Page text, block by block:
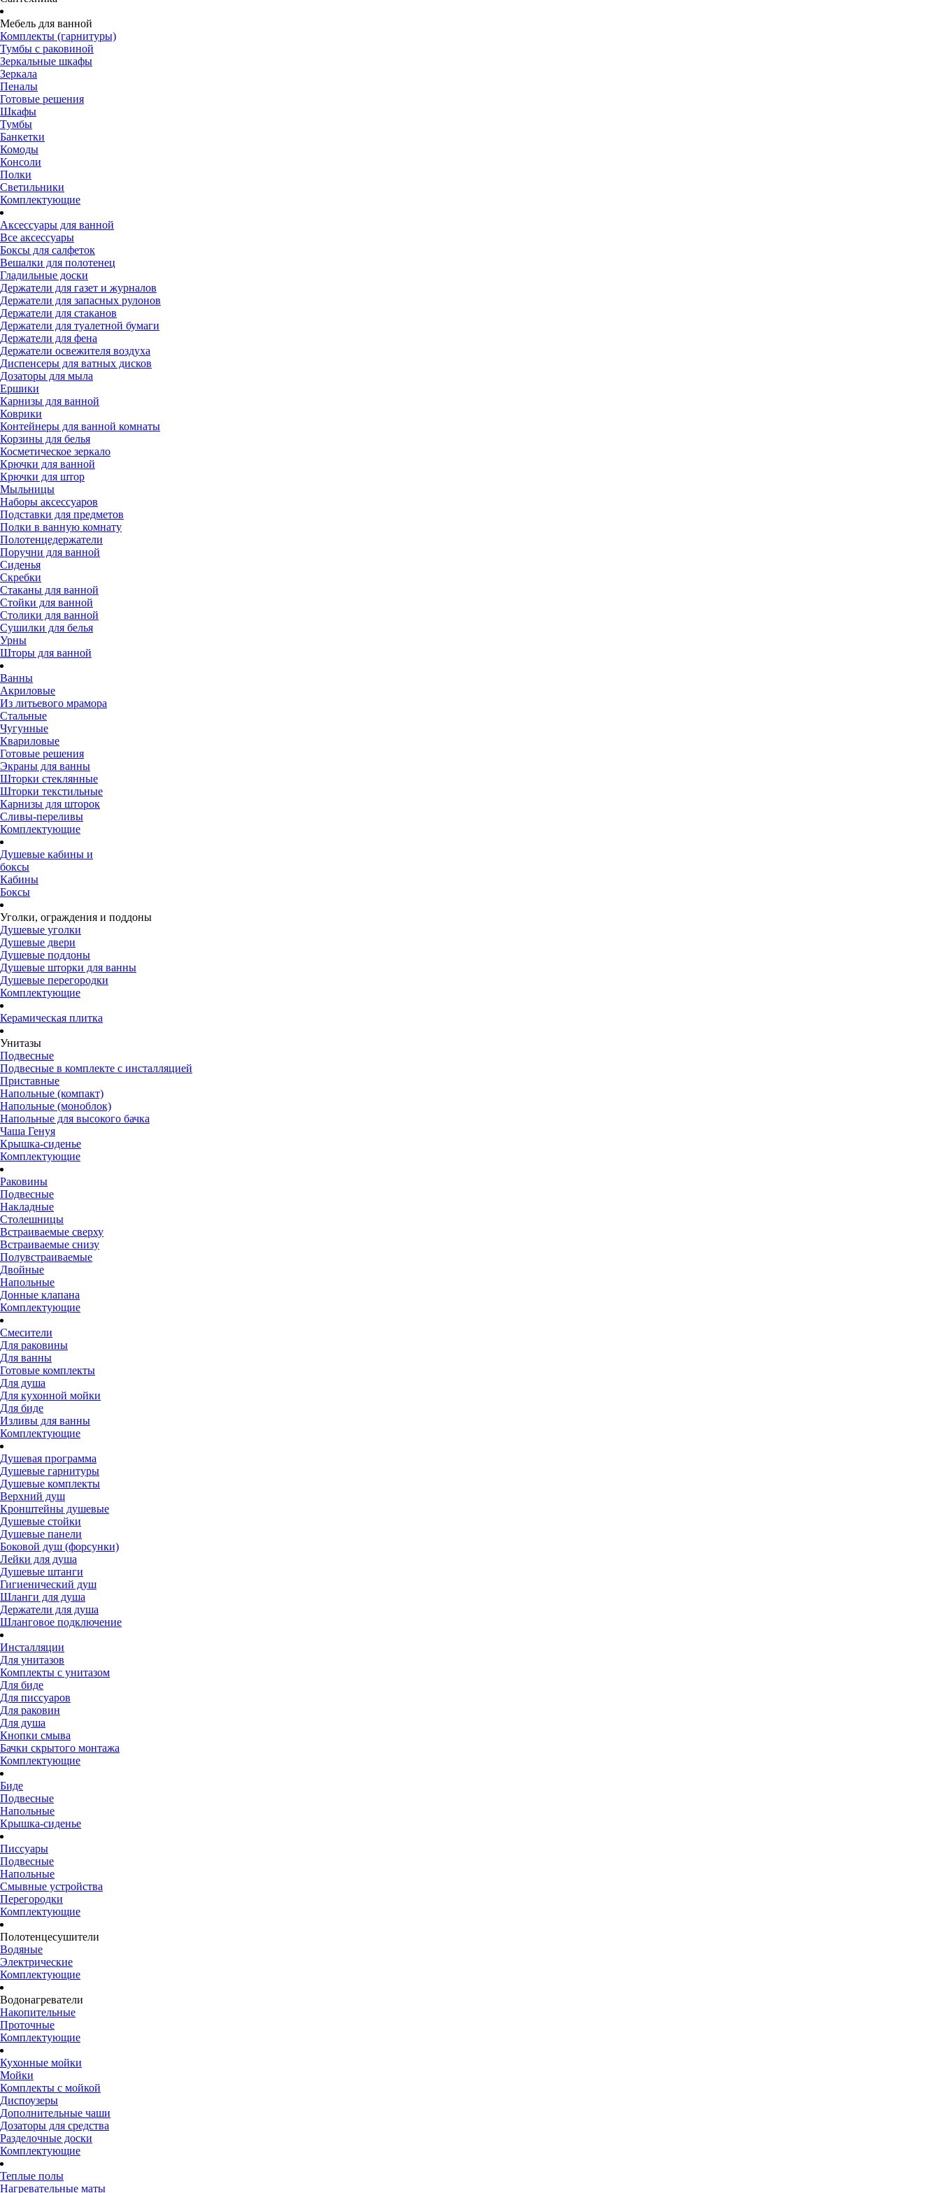
Мебель для ванной
Комплекты (гарнитуры)
Тумбы с раковиной
Зеркальные шкафы
Зеркала
Пеналы
Готовые решения
Шкафы
Тумбы
Банкетки
Комоды
Консоли
Полки
Светильники
Комплектующие
Аксессуары для ванной
Все аксессуары
Боксы для салфеток
Вешалки для полотенец
Гладильные доски
Держатели для газет и журналов
Держатели для запасных рулонов
Держатели для стаканов
Держатели для туалетной бумаги
Держатели для фена
Держатели освежителя воздуха
Диспенсеры для ватных дисков
Дозаторы для мыла
Ершики
Карнизы для ванной
Коврики
Контейнеры для ванной комнаты
Корзины для белья
Косметическое зеркало
Крючки для ванной
Крючки для штор
Мыльницы
Наборы аксессуаров
Подставки для предметов
Полки в ванную комнату
Полотенцедержатели
Поручни для ванной
Сиденья
Скребки
Стаканы для ванной
Стойки для ванной
Столики для ванной
Сушилки для белья
Урны
Шторы для ванной
Ванны
Акриловые
Из литьевого мрамора
Стальные
Чугунные
Квариловые
Готовые решения
Экраны для ванны
Шторки стеклянные
Шторки текстильные
Карнизы для шторок
Сливы-переливы
Комплектующие
Душевые кабины и
боксы
Кабины
Боксы
Уголки, ограждения и поддоны
Душевые уголки
Душевые двери
Душевые поддоны
Душевые шторки для ванны
Душевые перегородки
Комплектующие
Керамическая плитка
Унитазы
Подвесные
Подвесные в комплекте с инсталляцией
Приставные
Напольные (компакт)
Напольные (моноблок)
Напольные для высокого бачка
Чаша Генуя
Крышка-сиденье
Комплектующие
Раковины
Подвесные
Накладные
Столешницы
Встраиваемые сверху
Встраиваемые снизу
Полувстраиваемые
Двойные
Напольные
Донные клапана
Комплектующие
Смесители
Для раковины
Для ванны
Готовые комплекты
Для душа
Для кухонной мойки
Для биде
Изливы для ванны
Комплектующие
Душевая программа
Душевые гарнитуры
Душевые комплекты
Верхний душ
Кронштейны душевые
Душевые стойки
Душевые панели
Боковой душ (форсунки)
Лейки для душа
Душевые штанги
Гигиенический душ
Шланги для душа
Держатели для душа
Шланговое подключение
Инсталляции
Для унитазов
Комплекты с унитазом
Для биде
Для писсуаров
Для раковин
Для душа
Кнопки смыва
Бачки скрытого монтажа
Комплектующие
Биде
Подвесные
Напольные
Крышка-сиденье
Писсуары
Подвесные
Напольные
Смывные устройства
Перегородки
Комплектующие
Полотенцесушители
Водяные
Электрические
Комплектующие
Водонагреватели
Накопительные
Проточные
Комплектующие
Кухонные мойки
Мойки
Комплекты с мойкой
Диспоузеры
Дополнительные чаши
Дозаторы для средства
Разделочные доски
Комплектующие
Теплые полы
Нагревательные маты